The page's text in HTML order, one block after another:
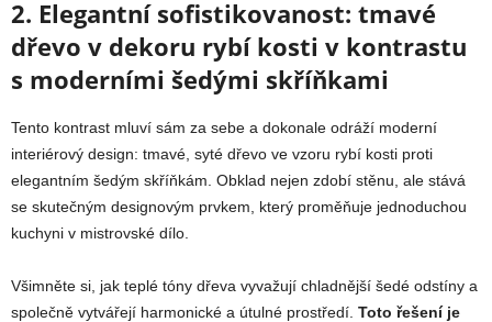
2. Elegantní sofistikovanost: tmavé
dřevo v dekoru rybí kosti v kontrastu
s moderními šedými skříňkami
Tento kontrast mluví sám za sebe a dokonale odráží moderní
interiérový design: tmavé, syté dřevo ve vzoru rybí kosti proti
elegantním šedým skříňkám. Obklad nejen zdobí stěnu, ale stává
se skutečným designovým prvkem, který proměňuje jednoduchou
kuchyni v mistrovské dílo.
Všimněte si, jak teplé tóny dřeva vyvažují chladnější šedé odstíny a
společně vytvářejí harmonické a útulné prostředí. Toto řešení je